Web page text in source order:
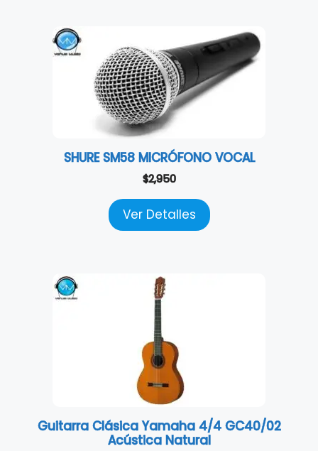
SHURE SM58 MICRÓFONO VOCAL
$2,950
Ver Detalles
Guitarra Clásica Yamaha 4/4 GC40/02
Acústica Natural